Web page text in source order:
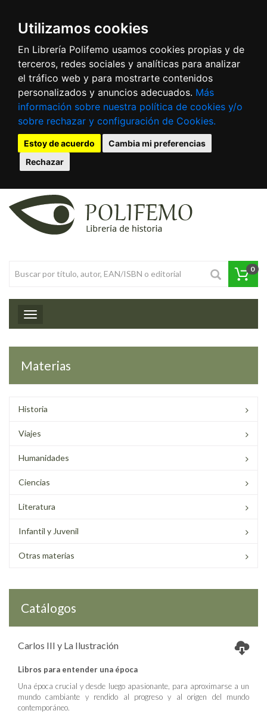
Utilizamos cookies
En Librería Polifemo usamos cookies propias y de
terceros, redes sociales y analíticas para analizar
el tráfico web y para mostrarte contenidos
personalizados y anuncios adecuados. Más
información sobre nuestra política de cookies y/o
sobre rechazar y configuración de Cookies.
Estoy de acuerdo
Cambia mi preferencias
Rechazar
0
Toggle navigation
Materias
Historia
Viajes
Humanidades
Ciencias
Literatura
Infantil y Juvenil
Otras materias
Catálogos
Carlos III y La Ilustración
Libros para entender una época
Una época crucial y desde luego apasionante, para aproximarse a un
mundo cambiante y rendido al progreso y al origen del mundo
contemporáneo.